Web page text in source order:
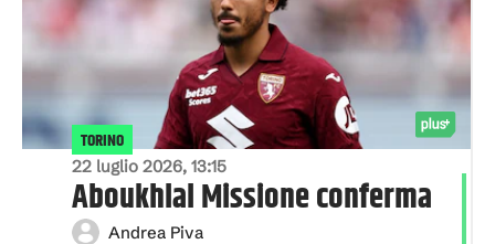
22 luglio 2026, 13:15
TORINO
Aboukhlal Missione conferma
Andrea Piva